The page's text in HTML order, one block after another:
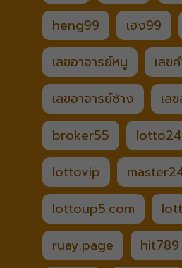
heng99
เฮง99
เลขอาจารย์หนู
เลข
เลขอาจารย์ช้าง
เล
broker55
lottovip
lottoup5.com
ruay.page
hit789